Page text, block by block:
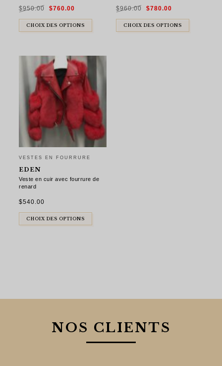
$950.00
Le
prix
était :
$950.00.
$760.00
est :
$760.00.
CHOIX DES OPTIONS
$960.00
Le
prix
était :
$960.00.
$780.00prix
est :
$780.00.
CHOIX DES OPTIONS
VESTES EN FOURRURE
EDEN
Veste en cuir avec fourrure de
renard
$540.00
CHOIX DES OPTIONS
NOS CLIENTS